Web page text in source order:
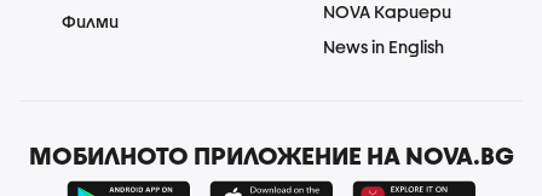
Филми
NOVA Кариери
News in English
МОБИЛНОТО ПРИЛОЖЕНИЕ НА NOVA.BG